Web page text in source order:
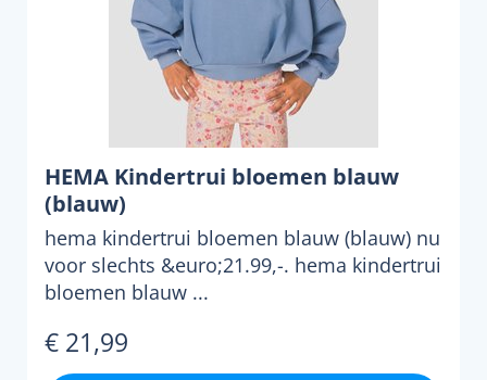
HEMA Kindertrui bloemen blauw
(blauw)
hema kindertrui bloemen blauw (blauw) nu
voor slechts &euro;21.99,-. hema kindertrui
bloemen blauw ...
€ 21,99